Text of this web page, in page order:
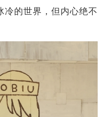
冷的世界，但内心绝不